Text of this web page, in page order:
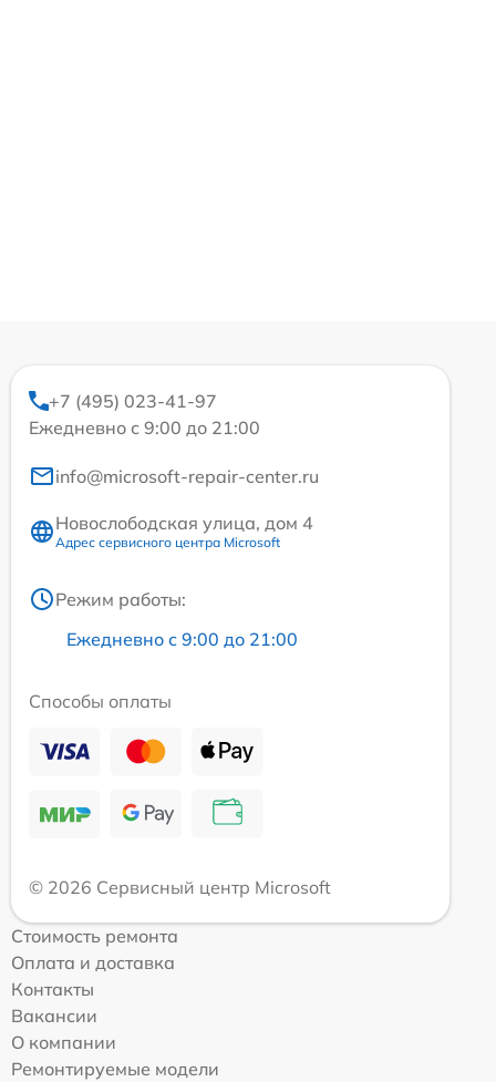
+7 (495) 023-41-97
Ежедневно с 9:00 до 21:00
info@microsoft-repair-center.ru
Новослободская улица, дом 4
Адрес сервисного центра Microsoft
Режим работы:
Ежедневно с 9:00 до 21:00
Способы оплаты
© 2026 Сервисный центр Microsoft
Стоимость ремонта
Оплата и доставка
Контакты
Вакансии
О компании
Ремонтируемые модели